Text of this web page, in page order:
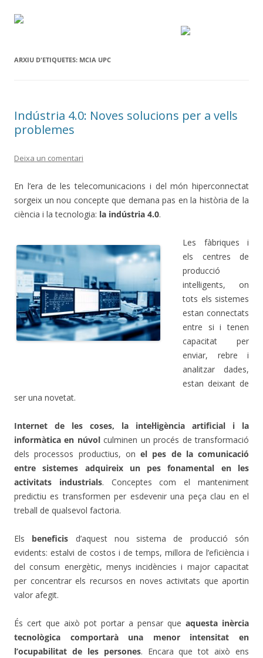
ARXIU D'ETIQUETES: MCIA UPC
Indústria 4.0: Noves solucions per a vells
problemes
Deixa un comentari
En l’era de les telecomunicacions i del món hiperconnectat
sorgeix un nou concepte que demana pas en la història de la
ciència i la tecnologia: la indústria 4.0.
Les fàbriques i
els centres de
producció
intel·ligents, on
tots els sistemes
estan connectats
entre si i tenen
capacitat per
enviar, rebre i
analitzar dades,
estan deixant de
ser una novetat.
Internet de les coses, la intel·ligència artificial i la
informàtica en núvolculminen un procés de transformació
dels processos productius, on el pes de la comunicació
entre sistemes adquireix un pes fonamental en les
activitats industrials. Conceptes com el manteniment
predictiu es transformen per esdevenir una peça clau en el
treball de qualsevol factoria.
Els beneficis d’aquest nou sistema de producció són
evidents: estalvi de costos i de temps, millora de l’eficiència i
del consum energètic, menys incidències i major capacitat
per concentrar els recursos en noves activitats que aportin
valor afegit.
És cert que això pot portar a pensar que aquesta inèrcia
tecnològica comportarà una menor intensitat en
l’ocupabilitat de les persones. Encara que tot això ens